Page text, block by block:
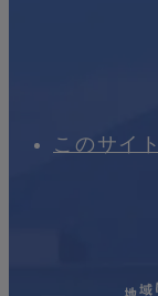
このサイ